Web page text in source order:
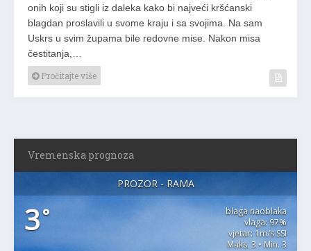
onih koji su stigli iz daleka kako bi najveći kršćanski
blagdan proslavili u svome kraju i sa svojima. Na sam
Uskrs u svim župama bile redovne mise. Nakon misa
čestitanja,…
Pročitajte više
Vremenska prognoza
PROZOR - RAMA
3°
blaga naoblaka
vlaga: 97%
vjetar: 1m/s SSI
Maks. 3 • Min. 3